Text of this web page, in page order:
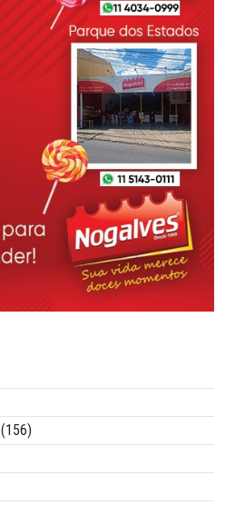
(156)